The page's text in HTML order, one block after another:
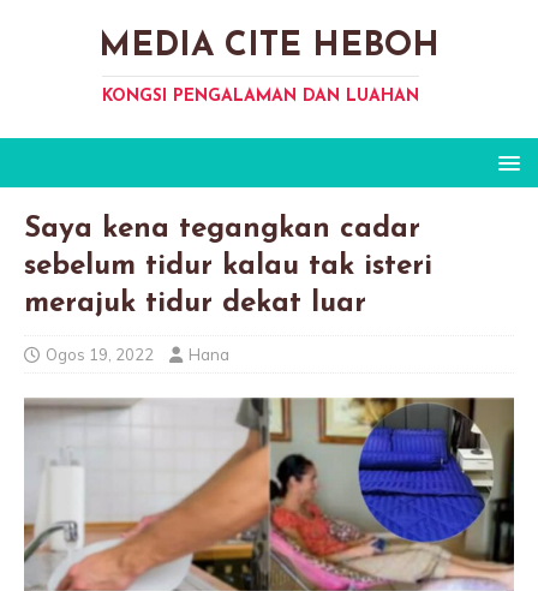
MEDIA CITE HEBOH
KONGSI PENGALAMAN DAN LUAHAN
Saya kena tegangkan cadar
sebelum tidur kalau tak isteri
merajuk tidur dekat luar
Ogos 19, 2022 Hana